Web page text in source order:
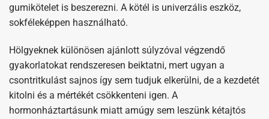
gumikötelet is beszerezni. A kötél is univerzális eszköz,
sokféleképpen használható.
Hölgyeknek különösen ajánlott súlyzóval végzendő
gyakorlatokat rendszeresen beiktatni, mert ugyan a
csontritkulást sajnos így sem tudjuk elkerülni, de a kezdetét
kitolni és a mértékét csökkenteni igen. A
hormonháztartásunk miatt amúgy sem leszünk kétajtós